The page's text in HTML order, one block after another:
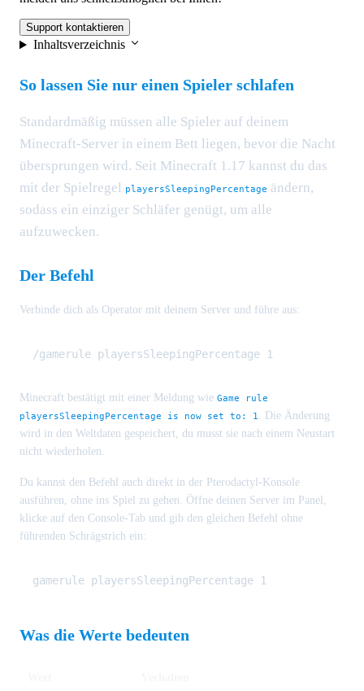
Support kontaktieren
Inhaltsverzeichnis
So lassen Sie nur einen Spieler schlafen
Standardmäßig müssen alle Spieler auf deinem
Minecraft-Server in einem Bett liegen, bevor die Nacht
übersprungen wird. Seit Minecraft 1.17 kannst du das
mit der Spielregel playersSleepingPercentage ändern,
sodass ein einziger Schläfer genügt, um alle
aufzuwecken.
Der Befehl
Verbinde dich als Operator mit deinem Server und führe aus:
Minecraft bestätigt mit einer Meldung wie Game rule
playersSleepingPercentage is now set to: 1. Die Änderung
wird in den Weltdaten gespeichert, du musst sie nach einem Neustart
nicht wiederholen.
Du kannst den Befehl auch direkt in der Pterodactyl-Konsole
ausführen, ohne ins Spiel zu gehen. Öffne deinen Server im Panel,
klicke auf den Console-Tab und gib den gleichen Befehl ohne
führenden Schrägstrich ein:
Was die Werte bedeuten